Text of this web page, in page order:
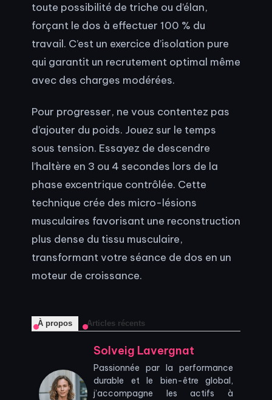
toute possibilité de triche ou d’élan,
forçant le dos à effectuer 100 % du
travail. C’est un exercice d’isolation pure
qui garantit un recrutement optimal même
avec des charges modérées.
Pour progresser, ne vous contentez pas
d’ajouter du poids. Jouez sur le temps
sous tension. Essayez de descendre
l’haltère en 3 ou 4 secondes lors de la
phase excentrique contrôlée. Cette
technique crée des micro-lésions
musculaires favorisant une reconstruction
plus dense du tissu musculaire,
transformant votre séance de dos en un
moteur de croissance.
À propos Articles récents
Solveig Lavergnat
Passionnée par la performance
durable et le bien-être global,
j’accompagne les actifs à